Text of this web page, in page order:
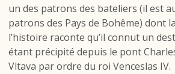
un des patrons des bateliers (il est
patrons des Pays de Bohême) dont
l’histoire raconte qu’il connut un
étant précipité depuis le pont
Vltava par ordre du roi Venceslas IV.